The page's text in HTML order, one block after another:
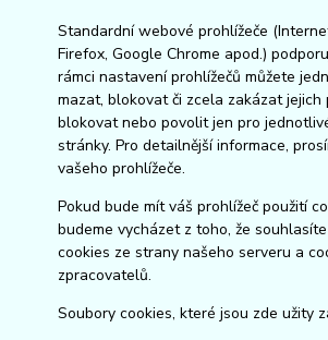
Standardní webové prohlížeče
Firefox, Google Chrome apod.)
rámci nastavení prohlížečů můžete
mazat, blokovat či zcela zakázat jejich
blokovat nebo povolit jen pro
stránky. Pro detailnější informace,
vašeho prohlížeče.
Pokud bude mít váš prohlížeč použití
budeme vycházet z toho, že
cookies ze strany našeho serveru a
zpracovatelů.
Soubory cookies, které jsou zde užity